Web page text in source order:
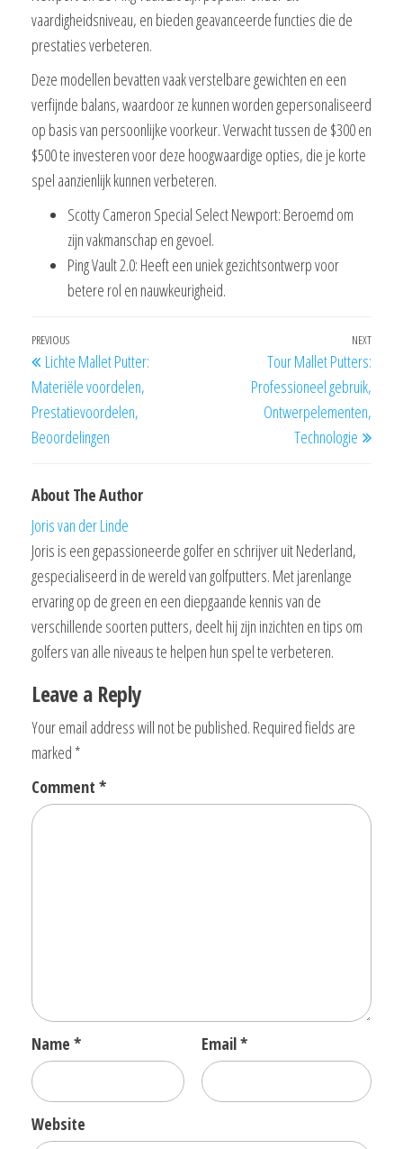
vaardigheidsniveau, en bieden geavanceerde functies die de
prestaties verbeteren.
Deze modellen bevatten vaak verstelbare gewichten en een
verfijnde balans, waardoor ze kunnen worden gepersonaliseerd
op basis van persoonlijke voorkeur. Verwacht tussen de $300 en
$500 te investeren voor deze hoogwaardige opties, die je korte
spel aanzienlijk kunnen verbeteren.
Scotty Cameron Special Select Newport: Beroemd om
zijn vakmanschap en gevoel.
Ping Vault 2.0: Heeft een uniek gezichtsontwerp voor
betere rol en nauwkeurigheid.
Post
navigation
Previous
Post
PREVIOUS
Lichte Mallet Putter:
Materiële voordelen,
Prestatievoordelen,
Beoordelingen
Next
NEXT
Tour Mallet Putters:
Professioneel gebruik,
Ontwerpelementen,
Technologie
About The Author
Joris van der Linde
Joris is een gepassioneerde golfer en schrijver uit Nederland,
gespecialiseerd in de wereld van golfputters. Met jarenlange
ervaring op de green en een diepgaande kennis van de
verschillende soorten putters, deelt hij zijn inzichten en tips om
golfers van alle niveaus te helpen hun spel te verbeteren.
Leave a Reply
Your email address will not be published. Required fields are
marked *
Comment *
Name * Email*
Website